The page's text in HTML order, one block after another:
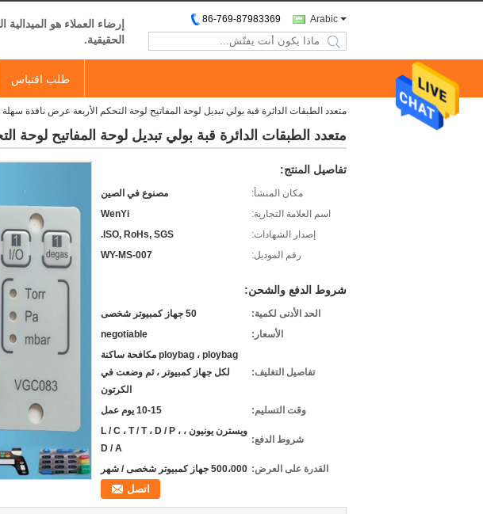
إرضاء العملاء هو الميدالية
الحقيقية.
Arabic
86-769-87983369
search
طلب اقتباس
متعدد الطبقات الدائرة قبة بولي تبديل لوحة المفاتيح لوحة التحكم الأربعة عرض نافذة
متعدد الطبقات الدائرة قبة بولي تبديل لوحة المفاتيح
تفاصيل المنتج:
مكان المنشأ:
مصنوع في الصين
اسم العلامة التجارية:
WenYi
إصدار الشهادات:
ISO, RoHs, SGS.
رقم الموديل:
WY-MS-007
شروط الدفع والشحن:
الحد الأدنى لكمية:
50 جهاز كمبيوتر شخصى
الأسعار:
negotiable
تفاصيل التغليف:
ploybag ، ploybag مكافحة ساكنة
لكل جهاز كمبيوتر ، ثم وضعت في
الكرتون
وقت التسليم:
10-15 يوم عمل
شروط الدفع:
ويسترن يونيون ، L / C ، T / T ، D / P ،
D / A
القدرة على العرض: 500،000 جهاز كمبيوتر شخصى / شهر
اتصل